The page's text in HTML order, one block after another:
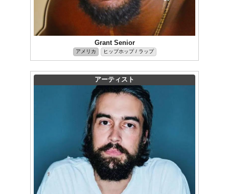
Grant Senior
アメリカ ヒップホップ / ラップ
アーティスト